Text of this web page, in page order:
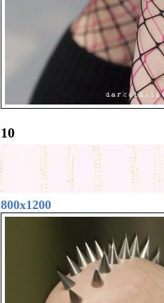
10
800x1200